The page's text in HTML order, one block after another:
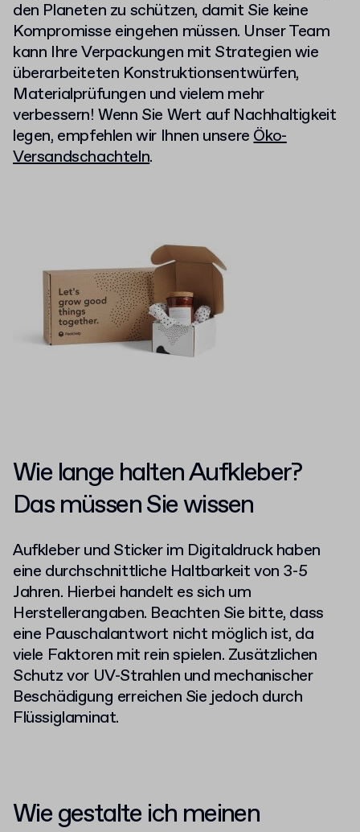
den Planeten zu schützen, damit Sie keine
Kompromisse eingehen müssen. Unser Team
kann Ihre Verpackungen mit Strategien wie
überarbeiteten Konstruktionsentwürfen,
Materialprüfungen und vielem mehr
verbessern! Wenn Sie Wert auf Nachhaltigkeit
legen, empfehlen wir Ihnen unsereÖko-
Versandschachteln.
Wie lange halten Aufkleber?
Das müssen Sie wissen
Aufkleberund Sticker im Digitaldruck haben
eine durchschnittliche Haltbarkeit von 3-5
Jahren. Hierbei handelt es sich um
Herstellerangaben. Beachten Sie bitte, dass
eine Pauschalantwort nicht möglich ist, da
viele Faktoren mit rein spielen. Zusätzlichen
Schutz vor UV-Strahlen und mechanischer
Beschädigung erreichen Sie jedoch durch
Flüssiglaminat.
Wie gestalte ich meinen